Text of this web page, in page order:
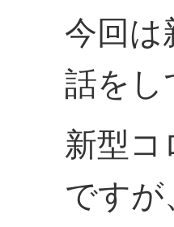
今回は
話をし
新型コ
ですが